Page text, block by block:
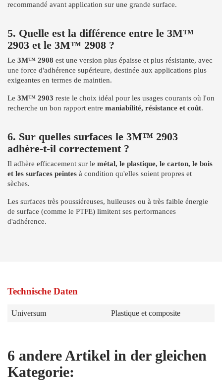
recommandé avant application sur une grande surface.
5. Quelle est la différence entre le 3M™
2903 et le 3M™ 2908 ?
Le 3M™ 2908 est une version plus épaisse et plus résistante, avec
une force d'adhérence supérieure, destinée aux applications plus
exigeantes en termes de maintien.
Le 3M™ 2903 reste le choix idéal pour les usages courants où l'on
recherche un bon rapport entre maniabilité, résistance et coût.
6. Sur quelles surfaces le 3M™ 2903
adhère-t-il correctement ?
Il adhère efficacement sur le métal, le plastique, le carton, le bois
et les surfaces peintes à condition qu'elles soient propres et
sèches.
Les surfaces très poussiéreuses, huileuses ou à très faible énergie
de surface (comme le PTFE) limitent ses performances
d'adhérence.
Technische Daten
Universum Plastique et composite
6 andere Artikel in der gleichen
Kategorie: